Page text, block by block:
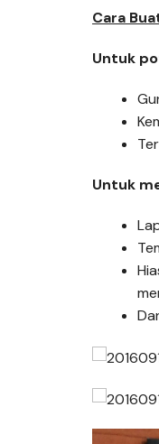
Cara
Untuk
Untuk